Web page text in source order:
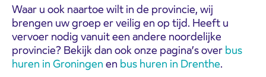
Waar u ook naartoe wilt in de provincie, wij
brengen uw groep er veilig en op tijd. Heeft u
vervoer nodig vanuit een andere noordelijke
provincie? Bekijk dan ook onze pagina’s over bus
huren in Groningen en bus huren in Drenthe.